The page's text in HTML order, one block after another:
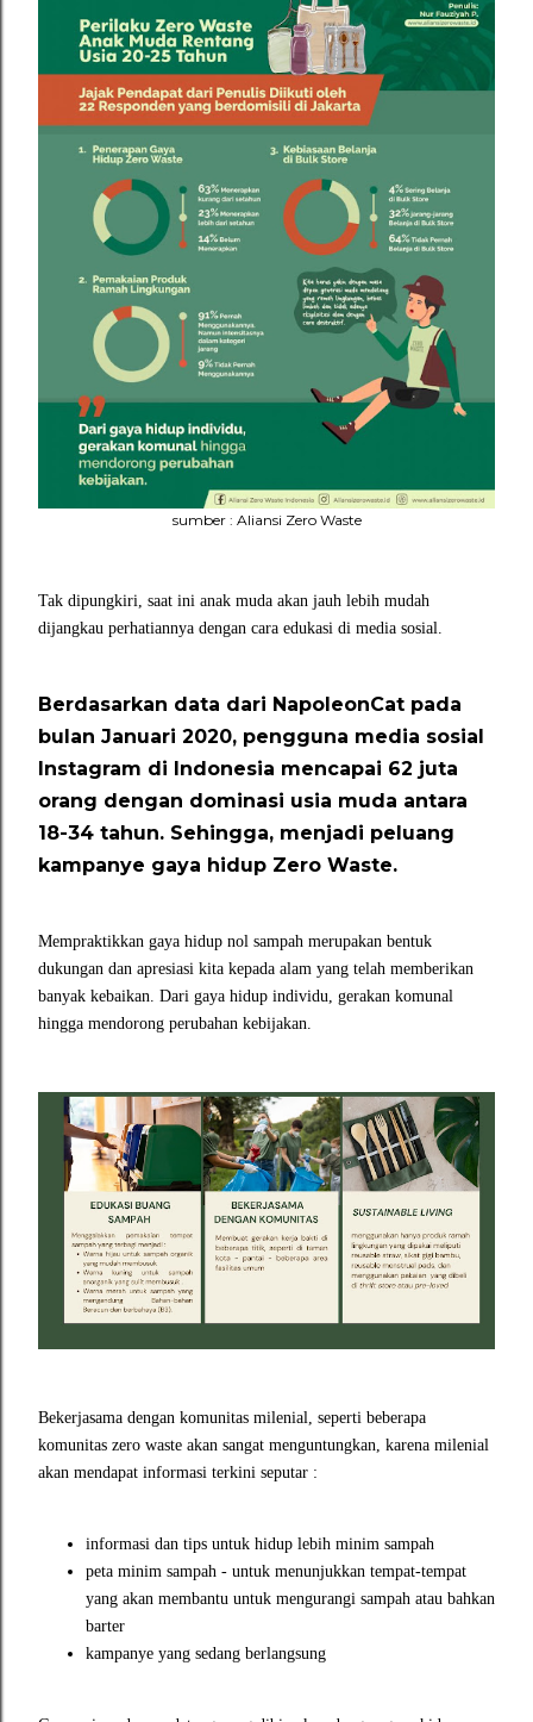
sumber : Aliansi Zero Waste
Tak dipungkiri, saat ini anak muda akan jauh lebih mudah
dijangkau perhatiannya dengan cara edukasi di media sosial.
Berdasarkan data dari NapoleonCat pada
bulan Januari 2020, pengguna media sosial
Instagram di Indonesia mencapai 62 juta
orang dengan dominasi usia muda antara
18-34 tahun. Sehingga, menjadi peluang
kampanye gaya hidup Zero Waste.
Mempraktikkan gaya hidup nol sampah merupakan bentuk
dukungan dan apresiasi kita kepada alam yang telah memberikan
banyak kebaikan. Dari gaya hidup individu, gerakan komunal
hingga mendorong perubahan kebijakan.
Bekerjasama dengan komunitas milenial, seperti beberapa
komunitas zero waste akan sangat menguntungkan, karena milenial
akan mendapat informasi terkini seputar :
informasi dan tips untuk hidup lebih minim sampah
peta minim sampah - untuk menunjukkan tempat-tempat
yang akan membantu untuk mengurangi sampah atau bahkan
barter
kampanye yang sedang berlangsung